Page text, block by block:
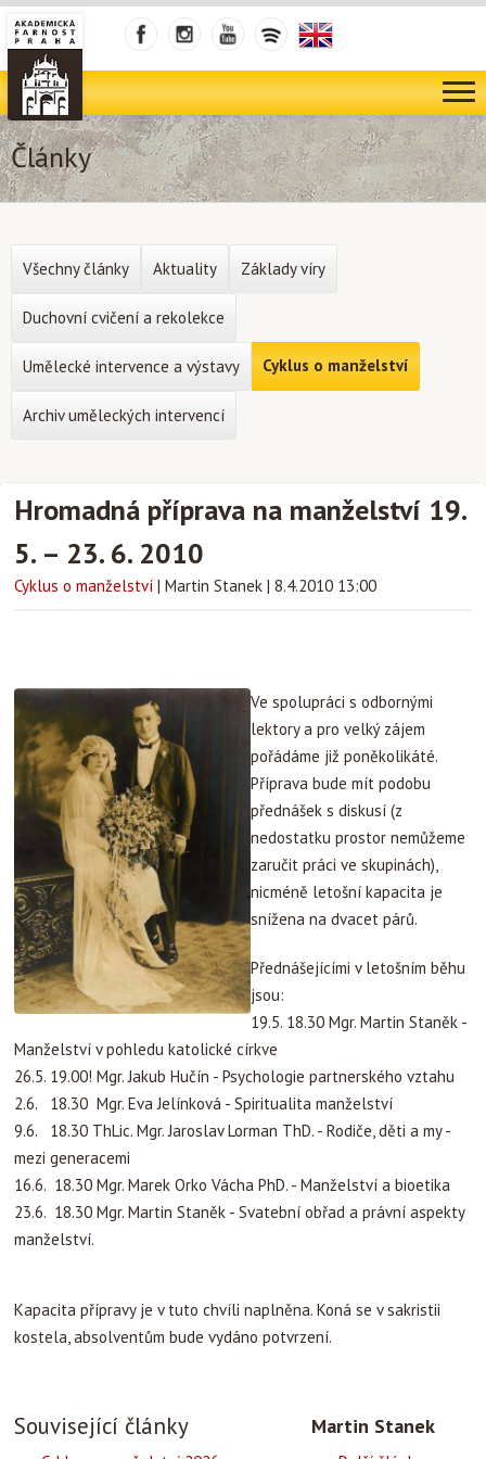
Články
Hromadná příprava na manželství 19.
5. – 23. 6. 2010
Cyklus o manželství | Martin Stanek | 8.4.2010 13:00
Ve spolupráci s odbornými
lektory a pro velký zájem
pořádáme již poněkolikáté.
Příprava bude mít podobu
přednášek s diskusí (z
nedostatku prostor nemůžeme
zaručit práci ve skupinách),
nicméně letošní kapacita je
snížena na dvacet párů.
Přednášejícími v letošním běhu
jsou:
19.5. 18.30 Mgr. Martin Staněk -
Manželství v pohledu katolické církve
26.5. 19.00! Mgr. Jakub Hučín - Psychologie partnerského vztahu
2.6. 18.30 Mgr. Eva Jelínková - Spiritualita manželství
9.6. 18.30 ThLic. Mgr. Jaroslav Lorman ThD. - Rodiče, děti a my -
mezi generacemi
16.6. 18.30 Mgr. Marek Orko Vácha PhD. - Manželství a bioetika
23.6. 18.30 Mgr. Martin Staněk - Svatební obřad a právní aspekty
manželství.
Kapacita přípravy je v tuto chvíli naplněna. Koná se v sakristii
kostela, absolventům bude vydáno potvrzení.
Související články Martin Stanek
Všechny články Aktuality Základy víry
Duchovní cvičení a rekolekce
Umělecké intervence a výstavy Cyklus o manželství
Archiv uměleckých intervencí